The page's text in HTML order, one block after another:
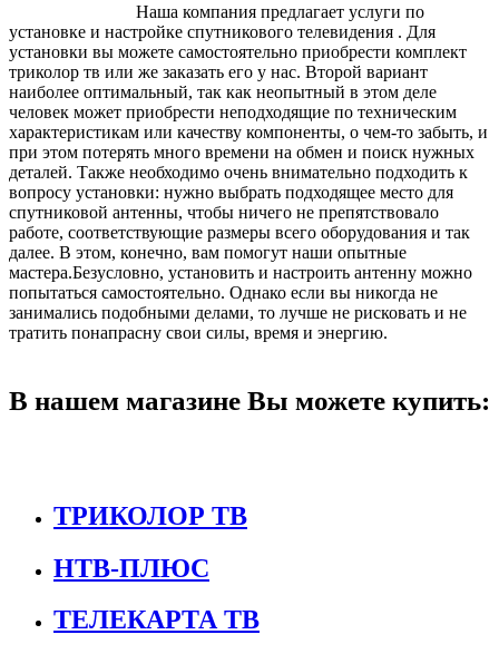
Наша компания предлагает услуги по
установке и настройке спутникового телевидения . Для
установки вы можете самостоятельно приобрести комплект
триколор тв или же заказать его у нас. Второй вариант
наиболее оптимальный, так как неопытный в этом деле
человек может приобрести неподходящие по техническим
характеристикам или качеству компоненты, о чем-то забыть, и
при этом потерять много времени на обмен и поиск нужных
деталей. Также необходимо очень внимательно подходить к
вопросу установки: нужно выбрать подходящее место для
спутниковой антенны, чтобы ничего не препятствовало
работе, соответствующие размеры всего оборудования и так
далее. В этом, конечно, вам помогут наши опытные
мастера.Безусловно, установить и настроить антенну можно
попытаться самостоятельно. Однако если вы никогда не
занимались подобными делами, то лучше не рисковать и не
тратить понапрасну свои силы, время и энергию.
В нашем магазине Вы можете купить:
ТРИКОЛОР ТВ
НТВ-ПЛЮС
ТЕЛЕКАРТА ТВ